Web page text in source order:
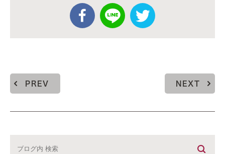
PREV NEXT